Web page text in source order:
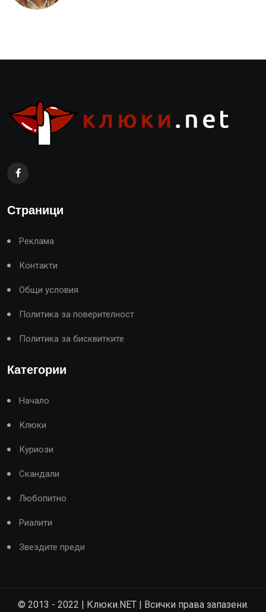
Страници
Реклама
Контакти
Общи условия
Политика за поверителност
Политика за бисквитките
Категории
Начало
Клюки
Куриози
Скандали
Любопитно
Риалити
Звездите преди
© 2013 - 2022 | Клюки.NET | Всички права запазени.